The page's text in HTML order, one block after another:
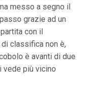
messo a segno il
grazie ad un
con il
classifica non è,
è avanti di due
vede più vicino